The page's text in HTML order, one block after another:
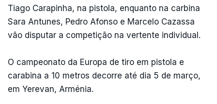
Tiago Carapinha, na pistola, enquanto na carbina
Sara Antunes, Pedro Afonso e Marcelo Cazassa
vão disputar a competição na vertente individual.
O campeonato da Europa de tiro em pistola e
carabina a 10 metros decorre até dia 5 de março,
em Yerevan, Arménia.